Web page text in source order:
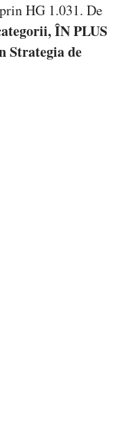
HG 1.031. De
ÎN PLUS
Strategia de